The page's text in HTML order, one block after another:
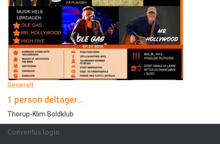
Generelt
1 person deltager…
Thorup-Klim Boldklub
Conventus login